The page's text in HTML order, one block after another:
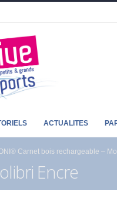
ACTUALITES
Carnet bois rechargeable –
Encre